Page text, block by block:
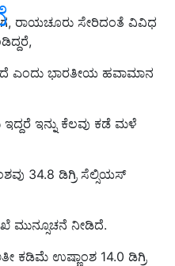
ರಾಯಚೂರು ಸೇರಿದಂತೆ ವಿವಿಧ
ಎಂದು ಭಾರತೀಯ ಹವಾಮಾನ
ಇನ್ನು ಕೆಲವು ಕಡೆ ಮಳೆ
34.8 ಡಿಗ್ರಿ ಸೆಲ್ಸಿಯಸ್‌
ಮುನ್ಸೂಚನೆ ನೀಡಿದೆ.
ಕಡಿಮೆ ಉಷ್ಣಾಂಶ 14.0 ಡಿಗ್ರಿ